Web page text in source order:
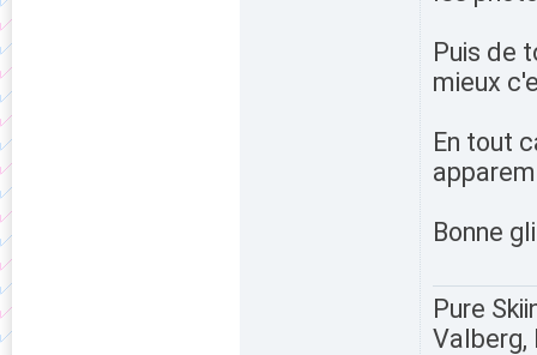
Puis de
mieux
En tout
Bonne
Pure
Valberg,